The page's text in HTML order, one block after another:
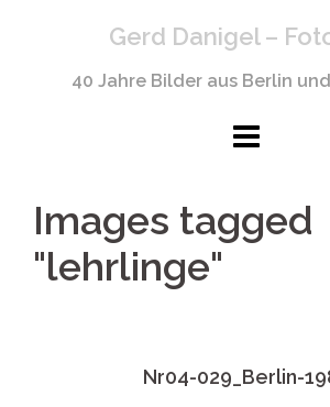
Gerd Danigel –
40 Jahre Bilder aus Berlin
Images tagged
"lehrlinge"
Nr04-029_Berlin-